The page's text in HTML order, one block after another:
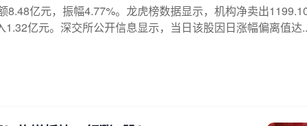
8.48亿元，振幅4.77%。龙虎榜数据显示，机构净卖出
亿元。深交所公开信息显示，当日该股因日涨幅偏离值达